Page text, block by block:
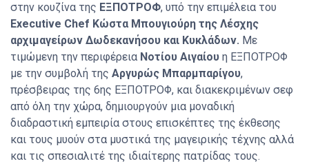
στην κουζίνα της ΕΞΠΟΤΡΟΦ, υπό την επιμέλεια του
Executive Chef Κώστα Μπουγιούρη της Λέσχης
αρχιμαγείρων Δωδεκανήσου και Κυκλάδων. Με
τιμώμενη την περιφέρεια Νοτίου Αιγαίου η ΕΞΠΟΤΡΟΦ
με την συμβολή της Αργυρώς Μπαρμπαρίγου,
πρέσβειρας της 6ης ΕΞΠΟΤΡΟΦ, και διακεκριμένων σεφ
από όλη την χώρα, δημιουργούν μια μοναδική
διαδραστική εμπειρία στους επισκέπτες της έκθεσης
και τους μυούν στα μυστικά της μαγειρικής τέχνης αλλά
και τις σπεσιαλιτέ της ιδιαίτερης πατρίδας τους.